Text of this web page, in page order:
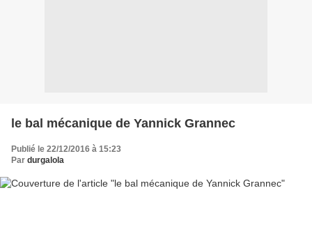
le bal mécanique de Yannick Grannec
Publié le 22/12/2016 à 15:23
Par durgalola